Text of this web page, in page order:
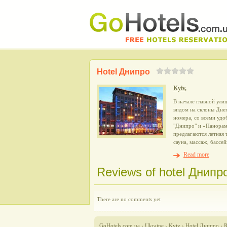
Hotel Днипро
Kyiv,
В начале главной
видом на склоны
номера, со всеми
"Днипро" и
предлагаются летняя
сауна, массаж,
Read more
Reviews of hotel
There are no comments yet
GoHotels.com.ua › Ukraine › Kyiv › Hotel Днипро ›